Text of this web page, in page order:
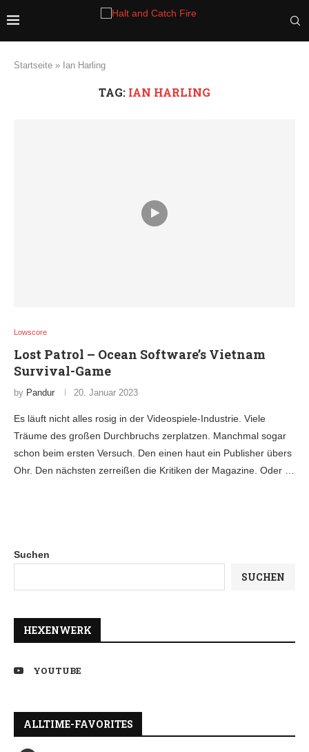
Startseite » Ian Harling
TAG: IAN HARLING
Lowscore
Lost Patrol – Ocean Software’s Vietnam
Survival-Game
by Pandur 20. Januar 2023
Es läuft nicht alles rosig in der Videospiele-Industrie. Viele
Träume des großen Durchbruchs zerplatzen. Manchmal sogar
schon beim ersten Versuch. Den einen haut ein Publisher übers
Ohr. Den nächsten zerreißen die Kritiken der Magazine. Oder …
Suchen
SUCHEN
HEXENWERK
YOUTUBE
ALLTIME-FAVORITES